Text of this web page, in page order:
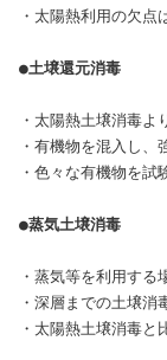
・太陽熱利用の欠
●土壌還元消毒
・太陽熱土壌消毒よ
・有機物を混入し、
・色々な有機物を
●蒸気土壌消毒
・蒸気等を利用す
・深層までの土壌消
・太陽熱土壌消毒と